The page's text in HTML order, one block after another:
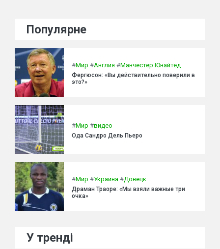
Популярне
#Мир #Англия #Манчестер Юнайтед
Фергюсон: «Вы действительно поверили в
это?»
#Мир #видео
Ода Сандро Дель Пьеро
#Мир #Украина #Донецк
Драман Траоре: «Мы взяли важные три
очка»
У тренді